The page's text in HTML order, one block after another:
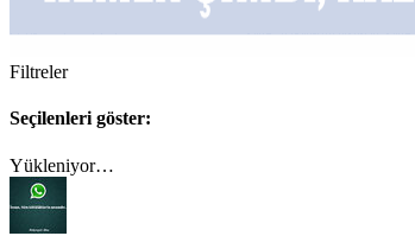
Filtreler
Seçilenleri göster:
Yükleniyor…